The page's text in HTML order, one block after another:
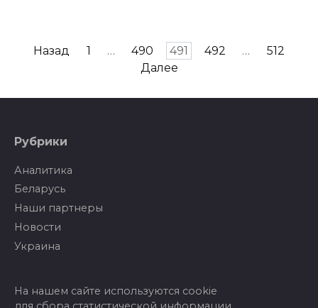
Пагинация
Назад 1 … 490 491 492 …
512
Далее
Рубрики
Аналитика
Беларусь
Наши партнеры
Новости
Украина
На нашем сайте используются cookie